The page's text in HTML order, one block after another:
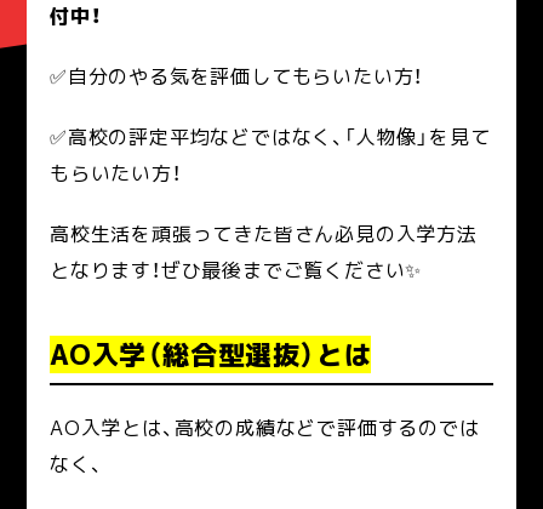
付中！
✅自分のやる気を評価してもらいたい方！
✅高校の評定平均などではなく、「人物像」を見て
もらいたい方！
高校生活を頑張ってきた皆さん必見の入学方法
となります！ぜひ最後までご覧ください✨
AO入学（総合型選抜）とは
AO入学とは、高校の成績などで評価するのでは
なく、